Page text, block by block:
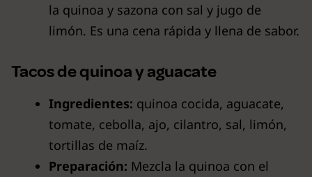
la quinoa y sazona con sal y jugo de
limón. Es una cena rápida y llena de sabor.
Tacos de quinoa y aguacate
Ingredientes: quinoa cocida, aguacate,
tomate, cebolla, ajo, cilantro, sal, limón,
tortillas de maíz.
Preparación: Mezcla la quinoa con el